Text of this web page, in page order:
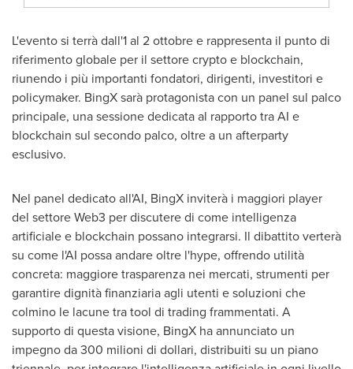
L'evento si terrà dall'1 al 2 ottobre e rappresenta il punto di
riferimento globale per il settore crypto e blockchain,
riunendo i più importanti fondatori, dirigenti, investitori e
policymaker. BingX sarà protagonista con un panel sul palco
principale, una sessione dedicata al rapporto tra AI e
blockchain sul secondo palco, oltre a un afterparty
esclusivo.
Nel panel dedicato all'AI, BingX inviterà i maggiori player
del settore Web3 per discutere di come intelligenza
artificiale e blockchain possano integrarsi. Il dibattito verterà
su come l'AI possa andare oltre l'hype, offrendo utilità
concreta: maggiore trasparenza nei mercati, strumenti per
garantire dignità finanziaria agli utenti e soluzioni che
colmino le lacune tra tool di trading frammentati. A
supporto di questa visione, BingX ha annunciato un
impegno da 300 milioni di dollari, distribuiti su un piano